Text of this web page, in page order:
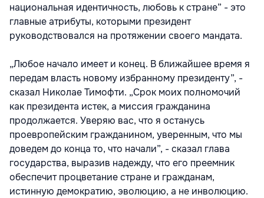
национальная идентичность, любовь к стране” - это
главные атрибуты, которыми президент
руководствовался на протяжении своего мандата.
„Любое начало имеет и конец. В ближайшее время я
передам власть новому избранному президенту”, -
сказал Николае Тимофти. „Срок моих полномочий
как президента истек, а миссия гражданина
продолжается. Уверяю вас, что я останусь
проевропейским гражданином, уверенным, что мы
доведем до конца то, что начали”, - сказал глава
государства, выразив надежду, что его преемник
обеспечит процветание стране и гражданам,
истинную демократию, эволюцию, а не инволюцию.